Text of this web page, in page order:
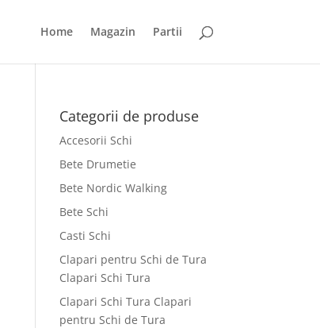
Home Magazin Partii
Categorii de produse
Accesorii Schi
Bete Drumetie
Bete Nordic Walking
Bete Schi
Casti Schi
Clapari pentru Schi de Tura
Clapari Schi Tura
Clapari Schi Tura Clapari
pentru Schi de Tura